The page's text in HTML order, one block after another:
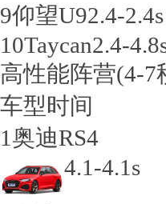
9仰望U92.4-2.4s
10Taycan2.4-
高性能阵营(4-7
车型时间
1奥迪RS4
4.1-4.1s